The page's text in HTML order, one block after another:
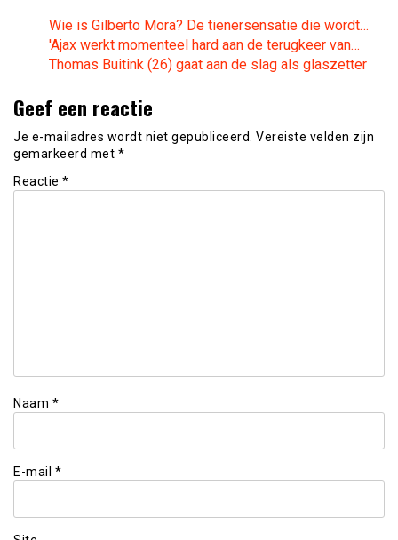
Wie is Gilberto Mora? De tienersensatie die wordt…
'Ajax werkt momenteel hard aan de terugkeer van…
Thomas Buitink (26) gaat aan de slag als glaszetter
Geef een reactie
Je e-mailadres wordt niet gepubliceerd. Vereiste velden zijn
gemarkeerd met *
Reactie *
Naam *
E-mail *